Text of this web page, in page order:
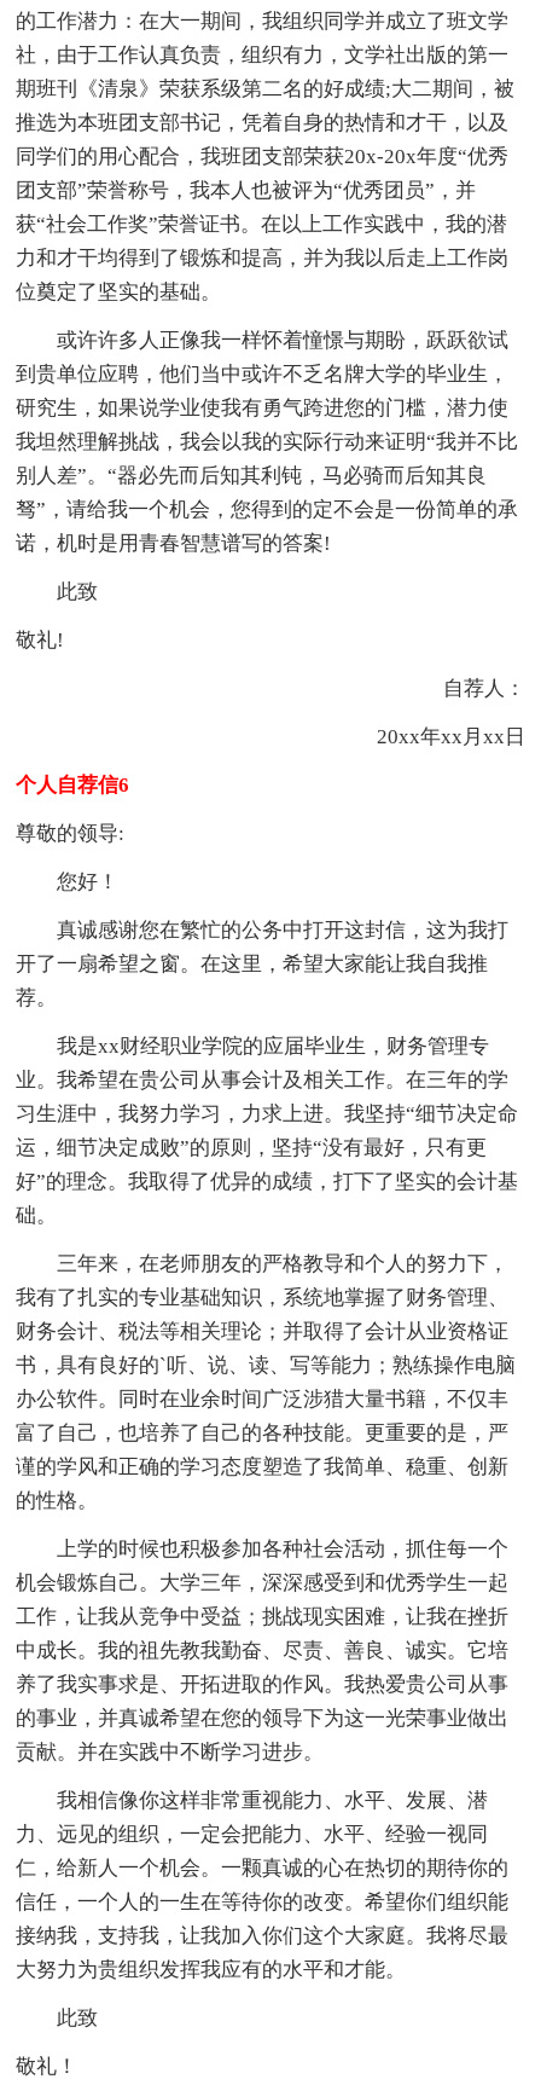
的工作潜力：在大一期间，我组织同学并成立了班文学
社，由于工作认真负责，组织有力，文学社出版的第一
期班刊《清泉》荣获系级第二名的好成绩;大二期间，被
推选为本班团支部书记，凭着自身的热情和才干，以及
同学们的用心配合，我班团支部荣获20x-20x年度“优秀
团支部”荣誉称号，我本人也被评为“优秀团员”，并
获“社会工作奖”荣誉证书。在以上工作实践中，我的潜
力和才干均得到了锻炼和提高，并为我以后走上工作岗
位奠定了坚实的基础。
或许许多人正像我一样怀着憧憬与期盼，跃跃欲试
到贵单位应聘，他们当中或许不乏名牌大学的毕业生，
研究生，如果说学业使我有勇气跨进您的门槛，潜力使
我坦然理解挑战，我会以我的实际行动来证明“我并不比
别人差”。“器必先而后知其利钝，马必骑而后知其良
驽”，请给我一个机会，您得到的定不会是一份简单的承
诺，机时是用青春智慧谱写的答案!
此致
敬礼!
自荐人：
20xx年xx月xx日
个人自荐信6
尊敬的领导:
您好！
真诚感谢您在繁忙的公务中打开这封信，这为我打
开了一扇希望之窗。在这里，希望大家能让我自我推
荐。
我是xx财经职业学院的应届毕业生，财务管理专
业。我希望在贵公司从事会计及相关工作。在三年的学
习生涯中，我努力学习，力求上进。我坚持“细节决定命
运，细节决定成败”的原则，坚持“没有最好，只有更
好”的理念。我取得了优异的成绩，打下了坚实的会计基
础。
三年来，在老师朋友的严格教导和个人的努力下，
我有了扎实的专业基础知识，系统地掌握了财务管理、
财务会计、税法等相关理论；并取得了会计从业资格证
书，具有良好的`听、说、读、写等能力；熟练操作电脑
办公软件。同时在业余时间广泛涉猎大量书籍，不仅丰
富了自己，也培养了自己的各种技能。更重要的是，严
谨的学风和正确的学习态度塑造了我简单、稳重、创新
的性格。
上学的时候也积极参加各种社会活动，抓住每一个
机会锻炼自己。大学三年，深深感受到和优秀学生一起
工作，让我从竞争中受益；挑战现实困难，让我在挫折
中成长。我的祖先教我勤奋、尽责、善良、诚实。它培
养了我实事求是、开拓进取的作风。我热爱贵公司从事
的事业，并真诚希望在您的领导下为这一光荣事业做出
贡献。并在实践中不断学习进步。
我相信像你这样非常重视能力、水平、发展、潜
力、远见的组织，一定会把能力、水平、经验一视同
仁，给新人一个机会。一颗真诚的心在热切的期待你的
信任，一个人的一生在等待你的改变。希望你们组织能
接纳我，支持我，让我加入你们这个大家庭。我将尽最
大努力为贵组织发挥我应有的水平和才能。
此致
敬礼！